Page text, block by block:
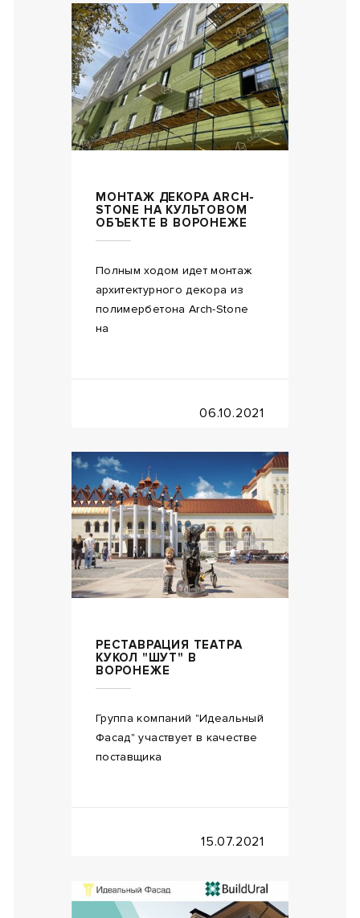
МОНТАЖ ДЕКОРА ARCH-
STONE НА КУЛЬТОВОМ
ОБЪЕКТЕ В ВОРОНЕЖЕ
Полным ходом идет монтаж
архитектурного декора из
полимербетона Arch-Stone
на
06.10.2021
РЕСТАВРАЦИЯ ТЕАТРА
КУКОЛ "ШУТ" В
ВОРОНЕЖЕ
Группа компаний "Идеальный
Фасад" участвует в качестве
поставщика
15.07.2021